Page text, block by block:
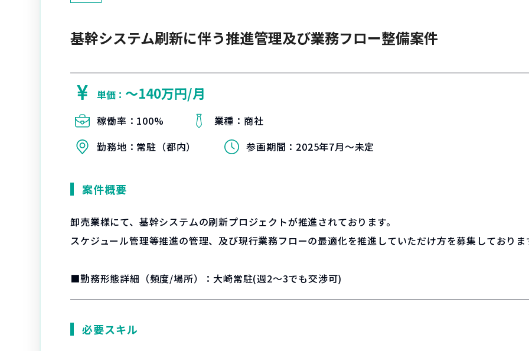
基幹システム刷新に伴う推進管理及び業務フロー整備案件
単価： 〜140万円/月
稼働率： 100% 業種： 商社
勤務地： 常駐（都内） 参画期間： 2025年7月～未定
案件概要
卸売業様にて、基幹システムの刷新プロジェクトが推進されております。
スケジュール管理等推進の管理、及び現行業務フローの最適化を推進していただけ方を募集しておりま
■勤務形態詳細（頻度/場所）：大崎常駐(週2～3でも交渉可)
必要スキル